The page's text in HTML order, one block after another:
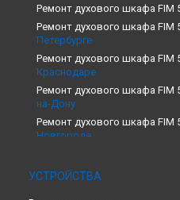
Ремонт духового шкафа FIM
Ремонт духового шкафа FIM
Петербурге
Ремонт духового шкафа FIM
Краснодаре
Ремонт духового шкафа FIM
на-Дону
Ремонт духового шкафа FIM
Новгороде
Новосибирске
УСТРОЙСТВА